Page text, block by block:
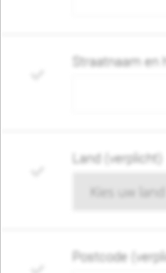
Straatnaam en
Land (verplicht)
Postcode